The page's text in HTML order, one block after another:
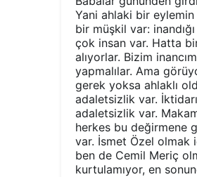
Yani ahlaki bir
bir müşkil var:
çok insan var. Hatta
alıyorlar. Bizim
yapmalılar. Ama
gerek yoksa ahlaklı
adaletsizlik var.
adaletsizlik var.
herkes bu değirmene
var. İsmet Özel olmak
ben de Cemil Meriç
kurtulamıyor, en